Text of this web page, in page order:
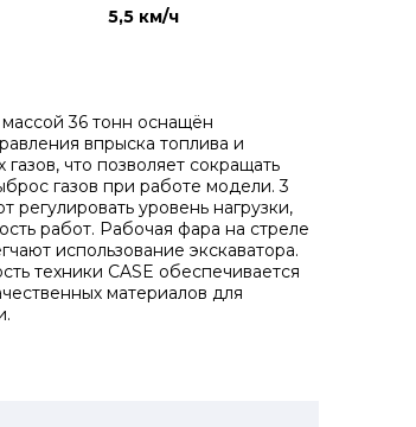
5,5 км/ч
36 тонн оснащён
впрыска топлива и
что позволяет сокращать
газов при работе модели. 3
регулировать уровень нагрузки,
работ. Рабочая фара на стреле
использование экскаватора.
техники CASE обеспечивается
материалов для